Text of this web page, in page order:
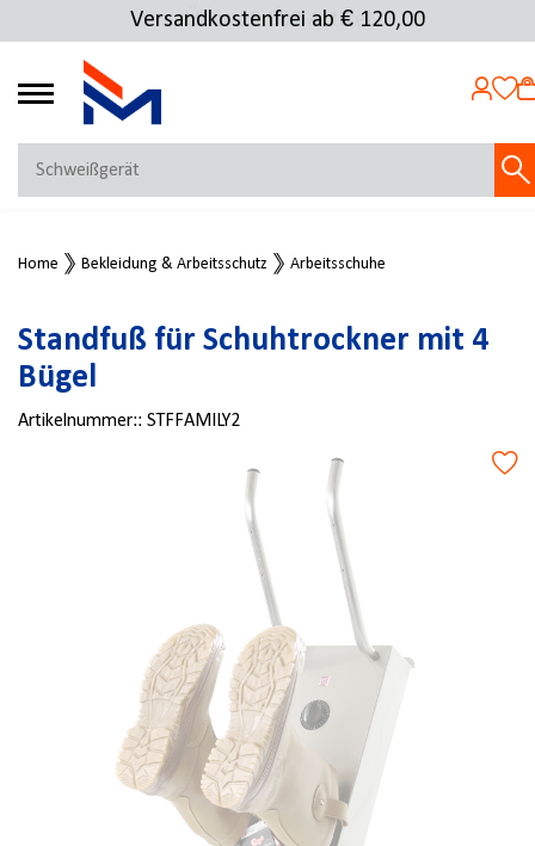
Über 25.000 Artikel
Versandkostenfrei ab € 120,00
4.69
MEIN KONTO
Jetzt anmelden
NEU BEI FMOSER?
Jetzt registrieren
Home Bekleidung & Arbeitsschutz Arbeitsschuhe
Standfuß für Schuhtrockner mit 4
Bügel
Artikelnummer:: STFFAMILY2